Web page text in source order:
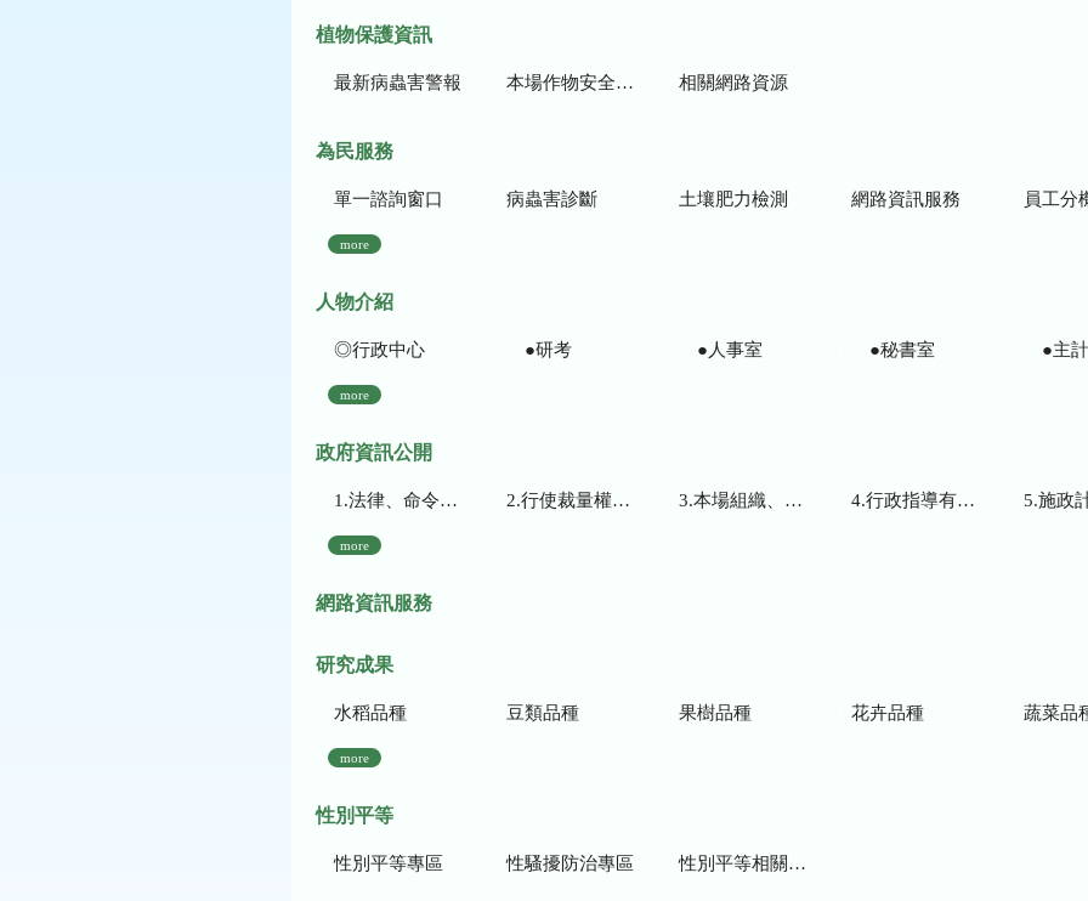
植物保護資訊
最新病蟲害警報 本場作物安全用藥資訊 相關網路資源
為民服務
單一諮詢窗口 病蟲害診斷 土壤肥力檢測 網路資訊服務 員工分
more
人物介紹
◎行政中心 ●研考 ●人事室 ●秘書室 ●主
more
政府資訊公開
1.法律、命令、法規命令 2.行使裁量權而訂頒之解釋性規定及裁量基準 3.本場組織、職掌及聯絡資訊 4.行政指導有關文書 5.施政計畫、業務統
more
網路資訊服務
研究成果
水稻品種 豆類品種 果樹品種 花卉品種 蔬菜品
more
性別平等
性別平等專區 性騷擾防治專區 性別平等相關網站